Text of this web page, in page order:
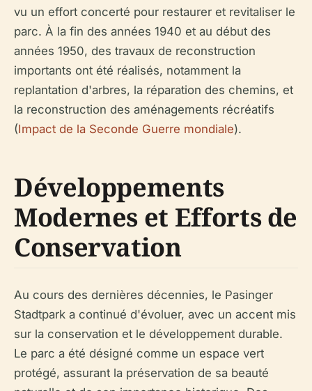
vu un effort concerté pour restaurer et revitaliser le
parc. À la fin des années 1940 et au début des
années 1950, des travaux de reconstruction
importants ont été réalisés, notamment la
replantation d'arbres, la réparation des chemins, et
la reconstruction des aménagements récréatifs
(Impact de la Seconde Guerre mondiale).
Développements
Modernes et Efforts de
Conservation
Au cours des dernières décennies, le Pasinger
Stadtpark a continué d'évoluer, avec un accent mis
sur la conservation et le développement durable.
Le parc a été désigné comme un espace vert
protégé, assurant la préservation de sa beauté